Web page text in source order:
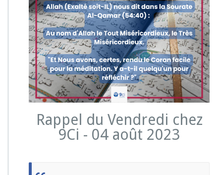
Rappel du Vendredi chez
9Ci - 04 août 2023